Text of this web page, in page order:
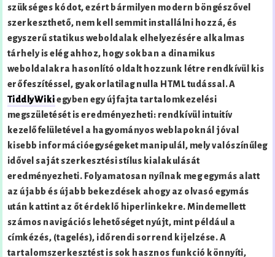
szükséges kódot, ezért bármilyen modern böngészővel
szerkeszthető, nem kell semmit installálni hozzá, és
egyszerű statikus weboldalak elhelyezésére alkalmas
tárhely is elég ahhoz, hogy sokban a dinamikus
weboldalakra hasonlító oldalt hozzunk létre rendkívül kis
erőfeszítéssel, gyakorlatilag nulla HTML tudással. A
TiddlyWikiegyben egy újfajta tartalomkezelési
megszületését is eredményezheti: rendkívül intuitív
kezelőfelületével a hagyományos weblapoknál jóval
kisebb információegységeket manipulál, mely valószínűleg
idővel saját szerkesztési stílus kialakulását
eredményezheti. Folyamatosan nyílnak meg egymás alatt
az újabb és újabb bekezdések ahogy az olvasó egymás
után kattint az őt érdeklő hiperlinkekre. Mindemellett
számos navigációs lehetőséget nyújt, mint például a
címkézés, (tagelés), időrendi sorrend kijelzése. A
tartalomszerkesztést is sok hasznos funkció könnyíti,